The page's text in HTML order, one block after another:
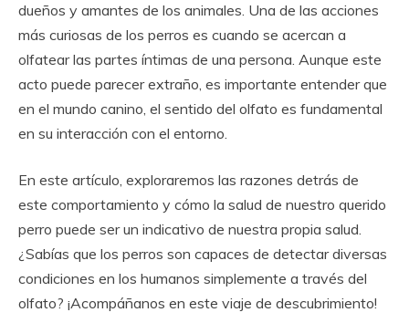
dueños y amantes de los animales. Una de las acciones
más curiosas de los perros es cuando se acercan a
olfatear las partes íntimas de una persona. Aunque este
acto puede parecer extraño, es importante entender que
en el mundo canino, el sentido del olfato es fundamental
en su interacción con el entorno.
En este artículo, exploraremos las razones detrás de
este comportamiento y cómo la salud de nuestro querido
perro puede ser un indicativo de nuestra propia salud.
¿Sabías que los perros son capaces de detectar diversas
condiciones en los humanos simplemente a través del
olfato? ¡Acompáñanos en este viaje de descubrimiento!